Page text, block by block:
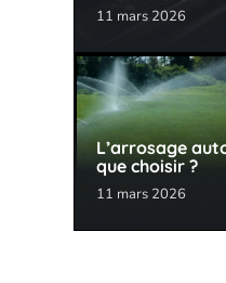
11 mars 2026
L’arrosage
que choisir ?
11 mars 2026